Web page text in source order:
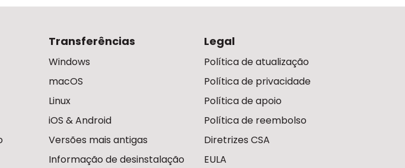
Transferências
Windows
macOS
Linux
iOS & Android
Versões mais antigas
Informação de desinstalação
Legal
Política de atualização
Política de privacidade
Política de apoio
Política de reembolso
Diretrizes CSA
EULA